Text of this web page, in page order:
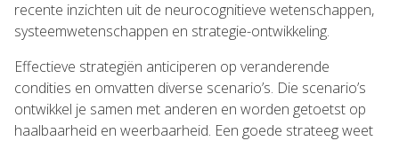
recente inzichten uit de neurocognitieve wetenschappen,
systeemwetenschappen en strategie-ontwikkeling.
Effectieve strategiën anticiperen op veranderende
condities en omvatten diverse scenario’s. Die scenario’s
ontwikkel je samen met anderen en worden getoetst op
haalbaarheid en weerbaarheid. Een goede strateeg weet